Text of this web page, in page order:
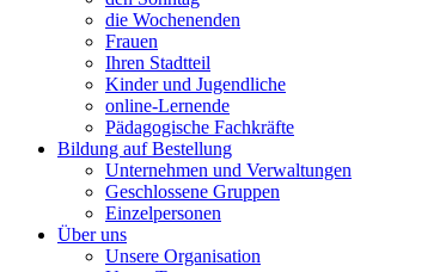
die Wochenenden
Frauen
Ihren Stadtteil
Kinder und Jugendliche
online-Lernende
Pädagogische Fachkräfte
Bildung auf Bestellung
Unternehmen und Verwaltungen
Geschlossene Gruppen
Einzelpersonen
Über uns
Unsere Organisation